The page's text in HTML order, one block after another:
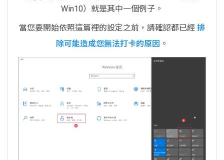
Win10）就是其中一個例子。
當您要開始依照這篇裡的設定之前，請確認都已經 排
除可能造成您無法打卡的原因 。